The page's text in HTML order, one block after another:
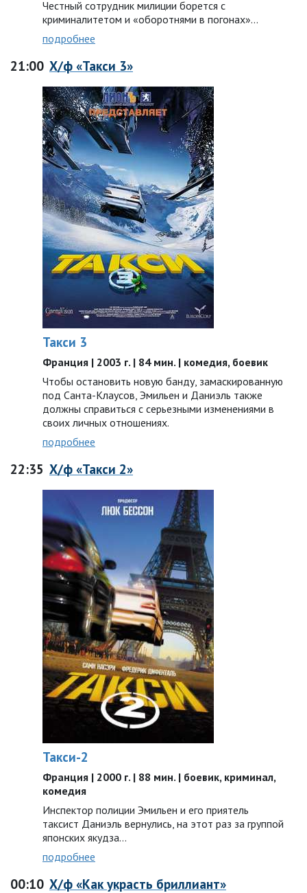
Честный сотрудник милиции борется с
криминалитетом и «оборотнями в погонах»...
подробнее
21:00 Х/ф «Такси 3»
Такси 3
Франция | 2003 г. | 84 мин. | комедия, боевик
Чтобы остановить новую банду, замаскированную
под Санта-Клаусов, Эмильен и Даниэль также
должны справиться с серьезными изменениями в
своих личных отношениях.
подробнее
22:35 Х/ф «Такси 2»
Такси-2
Франция | 2000 г. | 88 мин. | боевик, криминал,
комедия
Инспектор полиции Эмильен и его приятель
таксист Даниэль вернулись, на этот раз за группой
японских якудза…
подробнее
00:10 Х/ф «Как украсть бриллиант»